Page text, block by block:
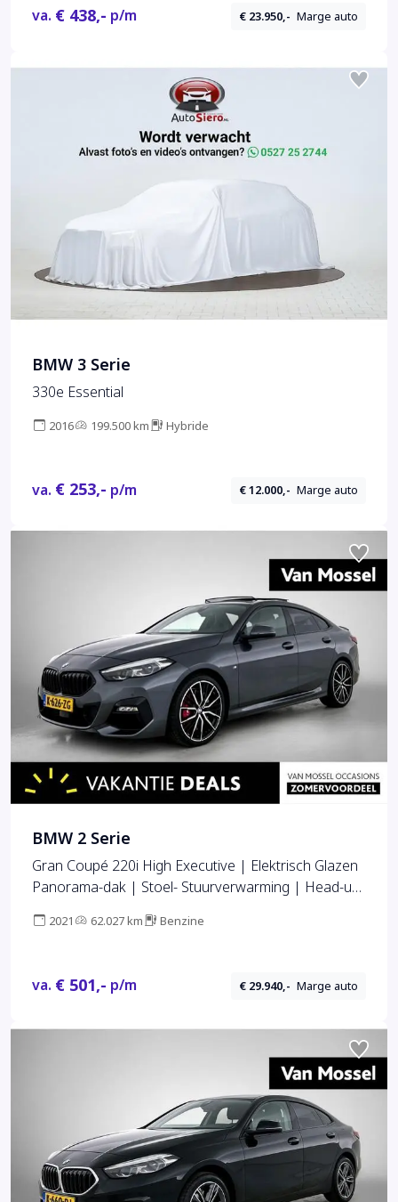
va. € 438,- p/m € 23.950,- Marge auto
BMW 3 Serie
330e Essential
2016 199.500 km Hybride
va. € 253,- p/m € 12.000,- Marge auto
BMW 2 Serie
Gran Coupé 220i High Executive | Elektrisch Glazen
Panorama-dak | Stoel- Stuurverwarming | Head-up
2021 62.027 km Benzine
va. € 501,- p/m € 29.940,- Marge auto